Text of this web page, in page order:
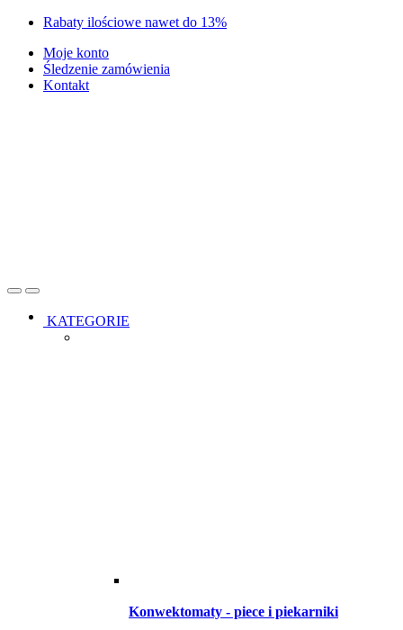
Skip
navigation
Skip
content
Rabaty ilościowe nawet do 13%
Moje konto
Śledzenie zamówienia
Kontakt
OpenClose
KATEGORIE
Konwektomaty - piece i piekarniki